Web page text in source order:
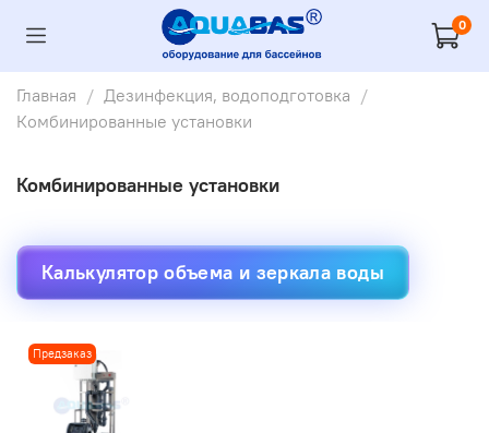
0
Главная
Дезинфекция, водоподготовка
Комбинированные установки
Комбинированные установки
Калькулятор объема и зеркала воды
Предзаказ